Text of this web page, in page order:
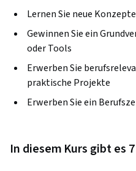
Lernen Sie neue
Gewinnen Sie ein
oder Tools
Erwerben Sie
praktische Projekte
Erwerben Sie ein
In diesem Kurs gibt es